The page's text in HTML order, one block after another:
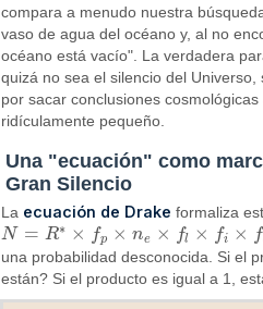
compara a menudo nuestra
vaso de agua del océano y, al no
océano está vacío". La verdadera
quizá no sea el silencio del
por sacar conclusiones
ridículamente pequeño.
Una "ecuación" como
Gran Silencio
La ecuación de Drake formaliza
N = R∗ × fp × ne × fl × fi × f
N= R∗×fp ×n ×fl ×fi ×fc× L
una probabilidad desconocida. Si el
están? Si el producto es igual a 1,